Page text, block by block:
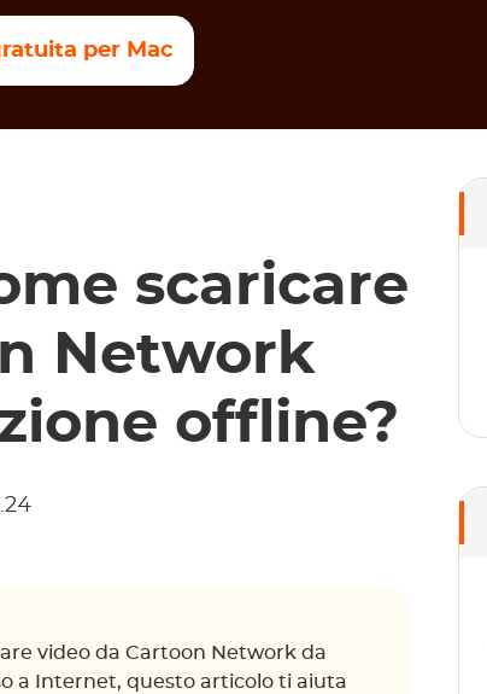
per Mac
scaricare
Network
offline?
video da Cartoon Network da
a Internet, questo articolo ti aiuta